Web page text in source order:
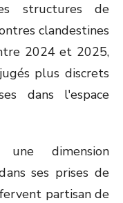
structures de
clandestines
2024 et 2025,
plus discrets
dans l'espace
dimension
ses prises de
partisan de